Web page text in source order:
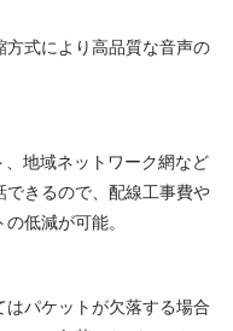
方式により高品質な音声の
地域ネットワーク網など
きるので、配線工事費や
低減が可能。
パケットが欠落する場合